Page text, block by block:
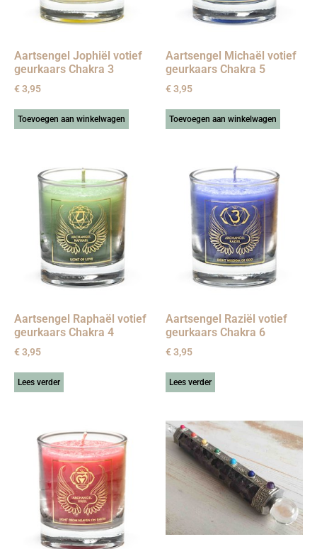
Aartsengel Jophiël votief
geurkaars Chakra 3
€3,95
Toevoegen aan winkelwagen
Aartsengel Michaël votief
geurkaars Chakra 5
€3,95
Toevoegen aan winkelwagen
Aartsengel Raphaël votief
geurkaars Chakra 4
€3,95
Lees verder
Aartsengel Raziël votief
geurkaars Chakra 6
€3,95
Lees verder